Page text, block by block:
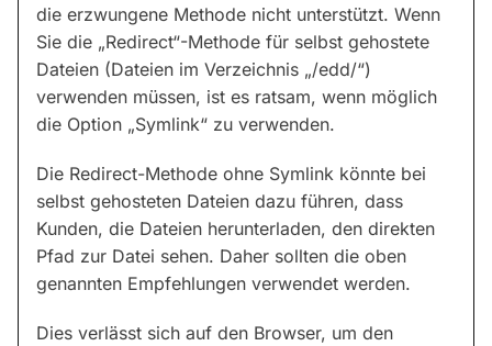
die erzwungene Methode nicht unterstützt. Wenn
Sie die „Redirect“-Methode für selbst gehostete
Dateien (Dateien im Verzeichnis „/edd/“)
verwenden müssen, ist es ratsam, wenn möglich
die Option „Symlink“ zu verwenden.
Die Redirect-Methode ohne Symlink könnte bei
selbst gehosteten Dateien dazu führen, dass
Kunden, die Dateien herunterladen, den direkten
Pfad zur Datei sehen. Daher sollten die oben
genannten Empfehlungen verwendet werden.
Dies verlässt sich auf den Browser, um den